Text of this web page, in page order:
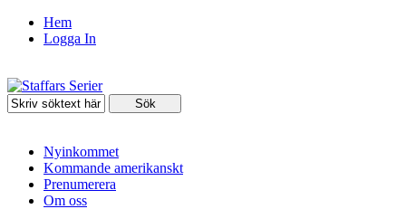
Hem
Logga In
Nyinkommet
Kommande amerikanskt
Prenumerera
Om oss